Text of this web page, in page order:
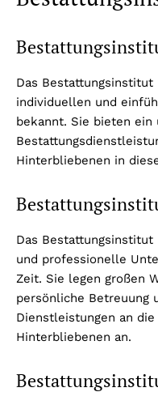
Das
individuellen und
bekannt. Sie bieten ein
Hinterbliebenen in
Das
und professionelle
Zeit. Sie legen großen
persönliche Betreuung
Dienstleistungen an
Hinterbliebenen an.